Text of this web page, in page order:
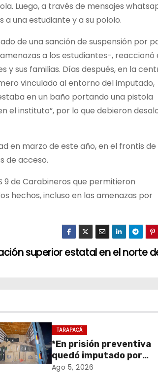
Luego, a través de mensajes
una estudiante y a su pololo.
de una sanción de suspensión por
a los estudiantes-, reaccionó
sus familias. Días después, en la
vinculado al entorno del imputado,
en un baño portando una pistola
el instituto”, por lo que debieron
en marzo de este año, en el frontis de
de acceso.
9 de Carabineros que permitieron
hechos, incluso en las amenazas por
superior estatal en el norte
TARAPACÁ
*En prisión preventiva
quedó imputado por
receptación de
Ago 5, 2026